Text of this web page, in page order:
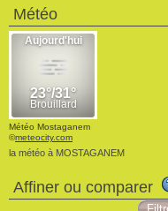
Météo
Météo Mostaganem
©meteocity.com
la météo à MOSTAGANEM
Affiner ou comparer